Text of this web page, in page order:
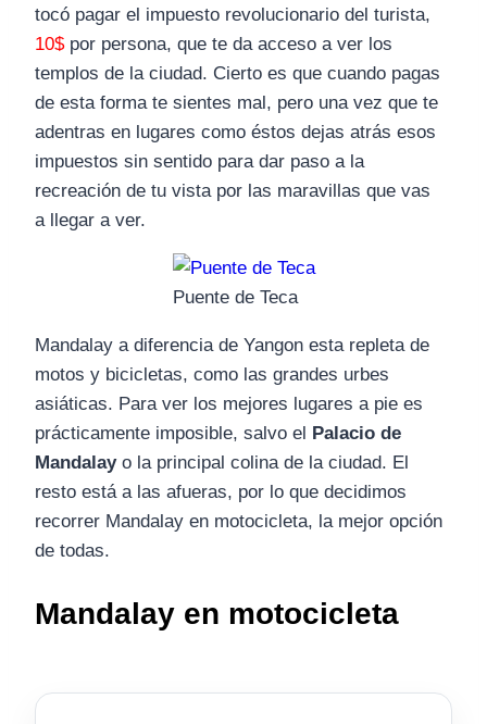
tocó pagar el impuesto revolucionario del turista,
10$por persona, que te da acceso a ver los
templos de la ciudad. Cierto es que cuando pagas
de esta forma te sientes mal, pero una vez que te
adentras en lugares como éstos dejas atrás esos
impuestos sin sentido para dar paso a la
recreación de tu vista por las maravillas que vas
a llegar a ver.
Puente de Teca
Mandalay a diferencia de Yangon esta repleta de
motos y bicicletas, como las grandes urbes
asiáticas. Para ver los mejores lugares a pie es
prácticamente imposible, salvo el
Palacio de
Mandalayo la principal colina de la ciudad. El
resto está a las afueras, por lo que decidimos
recorrer Mandalay en motocicleta, la mejor opción
de todas.
Mandalay en motocicleta